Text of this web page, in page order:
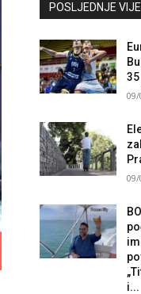
POSLJEDNJE
i...